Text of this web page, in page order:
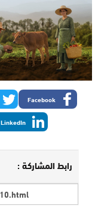
Facebook
LinkedIn
رابط المشاركة :